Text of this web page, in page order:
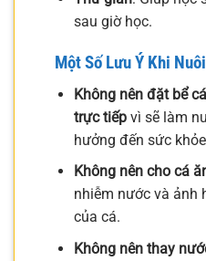
sau giờ học.
Một Số Lưu Ý Khi
Không nên đặt bể
trực tiếpvì sẽ làm
hưởng đến sức
Không nên cho cá
nhiễm nước và ảnh
của cá.
Không nên thay